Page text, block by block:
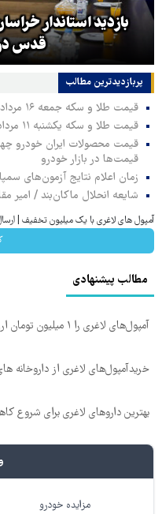
بازدید استاندار
قدس در
پربازدیدترین‌ مطالب
قیمت طلا و سکه جمعه ۱۶ مرداد ۱۴۰۵/ طلای ۱۸ عیار امروز چند؟
قیمت طلا و سکه یکشنبه ۱۱ مرداد ۱۴۰۵/ ریزش سنگین سکه امامی
قیمت‌ها در بازار خودرو
زمان اعلام نتایج آزمون‌های
شایعه انحلال ماکان‌بند / امیر
آمپول های لاغری با یک میلیون تخفیف |
مطالب پیشنهادی
آمپول‌های لاغری را ۱ میلیون تومان ارزان‌تر از همه‌جا بخر!
خریدآمپول‌های لاغری از داروخانه
بهترین داروهای لاغری برای شروع
مزایده خودرو